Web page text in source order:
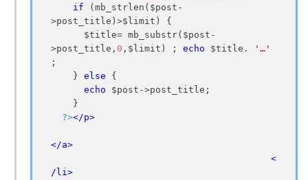
if (mb_strlen($post-
>post_title)>$limit) {
>post_title, 0 ,$limit) ; echo $title.
'…'
;
    }
else {
echo $post->post_title;
?></p>
</a>
<
/ li>